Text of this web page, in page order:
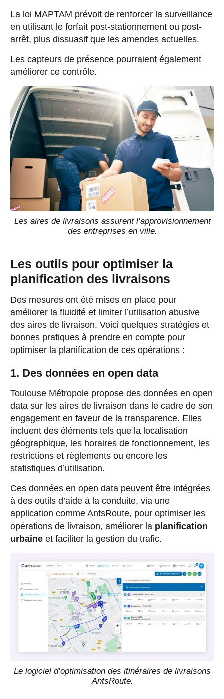
La loi MAPTAM prévoit de renforcer la surveillance
en utilisant le forfait post-stationnement ou post-
arrêt, plus dissuasif que les amendes actuelles.
Les capteurs de présence pourraient également
améliorer ce contrôle.
Les aires de livraisons assurent l’approvisionnement
des entreprises en ville.
Les outils pour optimiser la
planification des livraisons
Des mesures ont été mises en place pour
améliorer la fluidité et limiter l’utilisation abusive
des aires de livraison. Voici quelques stratégies et
bonnes pratiques à prendre en compte pour
optimiser la planification de ces opérations :
1. Des données en open data
Toulouse Métropole propose des données en open
data sur les aires de livraison dans le cadre de son
engagement en faveur de la transparence. Elles
incluent des éléments tels que la localisation
géographique, les horaires de fonctionnement, les
restrictions et règlements ou encore les
statistiques d’utilisation.
Ces données en open data peuvent être intégrées
à des outils d’aide à la conduite, via une
application comme AntsRoute, pour optimiser les
opérations de livraison, améliorer la planification
urbaine et faciliter la gestion du trafic.
Le logiciel d’optimisation des itinéraires de livraisons
AntsRoute.